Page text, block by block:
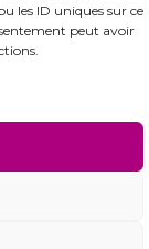
les ID uniques sur ce
peut avoir